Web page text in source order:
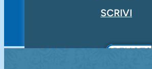
SCRIVI
PREVENTIVOPRENOTA